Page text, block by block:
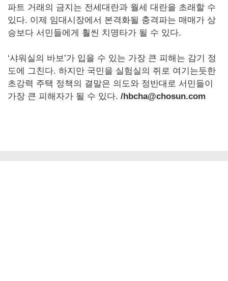
파트 거래의 금지는 전세대란과 월세 대란을 초래할 수
있다. 이제 임대시장에서 본격화될 충격파는 매매가 상
승보다 서민들에게 훨씬 치명타가 될 수 있다.
‘샤워실의 바보’가 입을 수 있는 가장 큰 피해는 감기 정
도에 그친다. 하지만 국민을 실험실의 쥐로 여기는듯한
초강력 주택 정책의 결말은 의도와 정반대로 서민들이
가장 큰 피해자가 될 수 있다. /hbcha@chosun.com